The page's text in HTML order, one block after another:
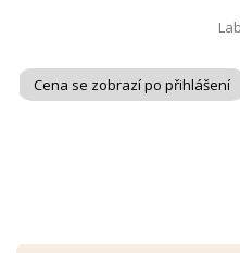
Cena se zobrazí po přihlášení